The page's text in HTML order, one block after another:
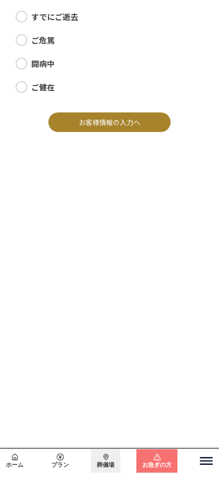
会員登録で
最大15万円割引
ホーム プラン 葬儀場
関東エリア お急ぎの方
すでにご逝去
ご危篤
闘病中
ご健在
お客様情報の入力へ